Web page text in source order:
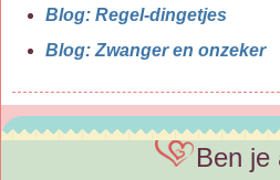
Blog: Regel-dingetjes
Blog: Zwanger en onzeker
Ben je